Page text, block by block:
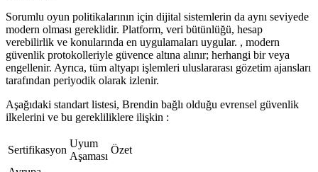
Sorumlu oyun politikalarının için dijital sistemlerin da aynı seviyede
modern olması gereklidir. Platform, veri bütünlüğü, hesap
verebilirlik ve konularında en uygulamaları uygular. , modern
güvenlik protokolleriyle güvence altına alınır; herhangi bir veya
engellenir. Ayrıca, tüm altyapı işlemleri uluslararası gözetim ajansları
tarafından periyodik olarak izlenir.
Aşağıdaki standart listesi, Brendin bağlı olduğu evrensel güvenlik
ilkelerini ve bu gerekliliklere ilişkin :
Sertifikasyon
Uyum
Aşaması
Özet